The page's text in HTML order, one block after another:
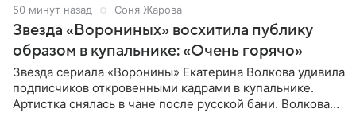
50 минут назад Соня Жарова
Звезда «Ворониных» восхитила публику
образом в купальнике: «Очень горячо»
Звезда сериала «Воронины» Екатерина Волкова удивила
подписчиков откровенными кадрами в купальнике.
Артистка снялась в чане после русской бани. Волкова